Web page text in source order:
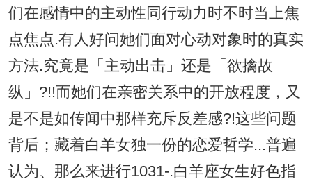
们在感情中的主动性同行动力时不时当上焦
点焦点.有人好问她们面对心动对象时的真实
方法.究竟是「主动出击」还是「欲擒故
纵」?!!而她们在亲密关系中的开放程度，又
是不是如传闻中那样充斥反差感?!这些问题
背后；藏着白羊女独一份的恋爱哲学...普遍
认为、那么来进行1031-.白羊座女生好色指